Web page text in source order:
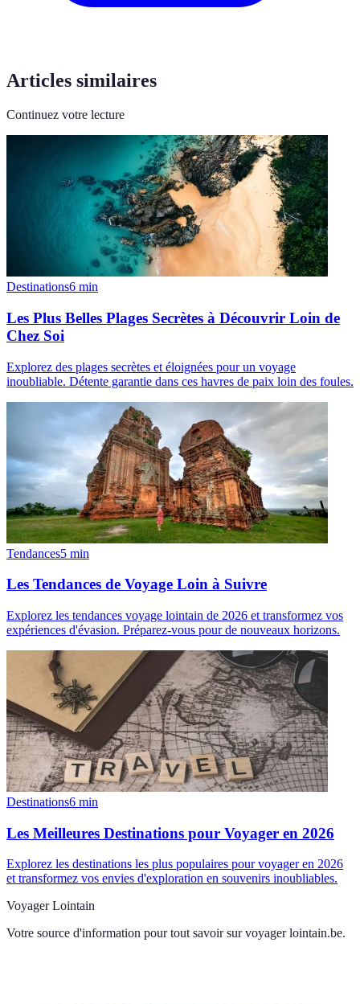
Articles similaires
Continuez votre lecture
Destinations6 min
Les Plus Belles Plages Secrètes à Découvrir Loin de
Chez Soi
Explorez des plages secrètes et éloignées pour un voyage
inoubliable. Détente garantie dans ces havres de paix loin des foules.
Tendances5 min
Les Tendances de Voyage Loin à Suivre
Explorez les tendances voyage lointain de 2026 et transformez vos
expériences d'évasion. Préparez-vous pour de nouveaux horizons.
Destinations6 min
Les Meilleures Destinations pour Voyager en 2026
Explorez les destinations les plus populaires pour voyager en 2026
et transformez vos envies d'exploration en souvenirs inoubliables.
Voyager Lointain
Votre source d'information pour tout savoir sur voyager lointain.be.